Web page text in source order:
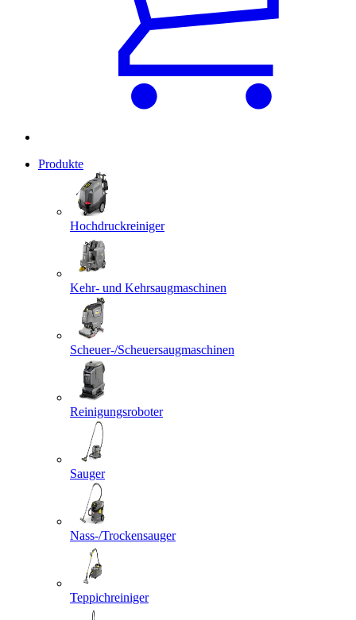
Produkte
Hochdruckreiniger
Kehr- und Kehrsaugmaschinen
Scheuer-/Scheuersaugmaschinen
Reinigungsroboter
Sauger
Nass-/Trockensauger
Teppichreiniger